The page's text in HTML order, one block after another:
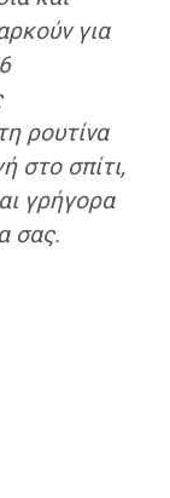
για
6
ρουτίνα
στο σπίτι,
γρήγορα
σας.